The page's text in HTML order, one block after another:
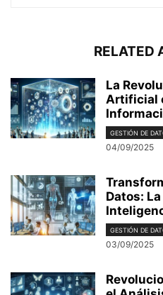
RELATED
La
Artificial
GESTIÓN DE
04/09/2025
Datos:
GESTIÓN DE
03/09/2025